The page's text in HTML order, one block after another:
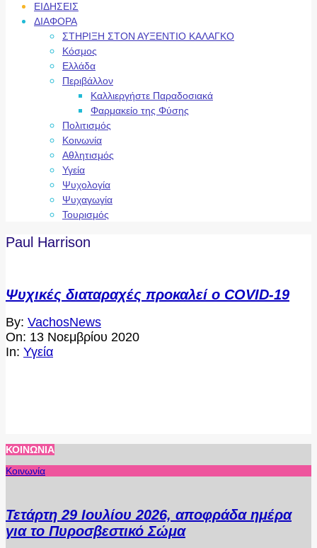
ΕΙΔΗΣΕΙΣ
ΔΙΑΦΟΡΑ
ΣΤΗΡΙΞΗ ΣΤΟΝ ΑΥΞΕΝΤΙΟ ΚΑΛΑΓΚΟ
Κόσμος
Ελλάδα
Περιβάλλον
Καλλιεργήστε Παραδοσιακά
Φαρμακείο της Φύσης
Πολιτισμός
Κοινωνία
Αθλητισμός
Υγεία
Ψυχολογία
Ψυχαγωγία
Τουρισμός
Paul Harrison
Ψυχικές διαταραχές προκαλεί ο COVID-19
2020-
11-
13
By: VachosNews
On: 13 Νοεμβρίου 2020
In: Υγεία
ΚΟΙΝΩΝΊΑ
Κοινωνία
Τετάρτη 29 Ιουλίου 2026, αποφράδα ημέρα
για το Πυροσβεστικό Σώμα